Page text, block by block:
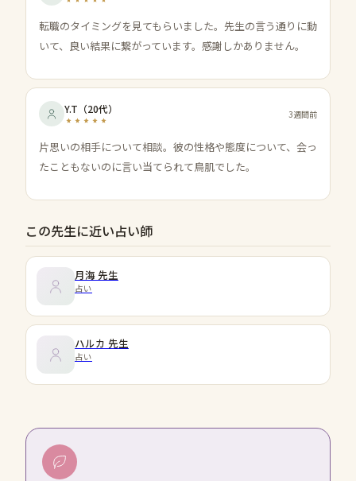
転職のタイミングを見てもらいました。先生の言う通りに動
いて、良い結果に繋がっています。感謝しかありません。
Y.T （20代） 3週間前
片思いの相手について相談。彼の性格や態度について、会っ
たこともないのに言い当てられて鳥肌でした。
この先生に近い占い師
月海 先生
占い
ハルカ 先生
占い